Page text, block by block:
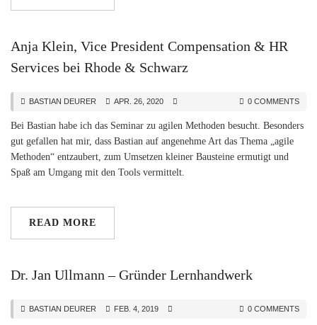
Anja Klein, Vice President Compensation & HR
Services bei Rhode & Schwarz
BASTIAN DEURER APR. 26, 2020 0 COMMENTS
Bei Bastian habe ich das Seminar zu agilen Methoden besucht. Besonders
gut gefallen hat mir, dass Bastian auf angenehme Art das Thema „agile
Methoden“ entzaubert, zum Umsetzen kleiner Bausteine ermutigt und
Spaß am Umgang mit den Tools vermittelt.
READ MORE
Dr. Jan Ullmann – Gründer Lernhandwerk
BASTIAN DEURER FEB. 4, 2019 0 COMMENTS